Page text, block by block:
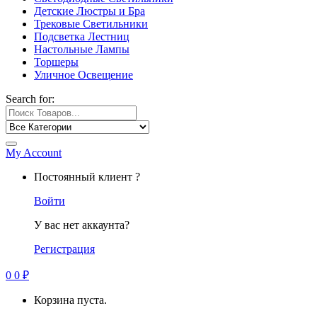
Детские Люстры и Бра
Трековые Светильники
Подсветка Лестниц
Настольные Лампы
Торшеры
Уличное Освещение
Search for:
My Account
Постоянный клиент ?
Войти
У вас нет аккаунта?
Регистрация
0 0 ₽
Корзина пуста.